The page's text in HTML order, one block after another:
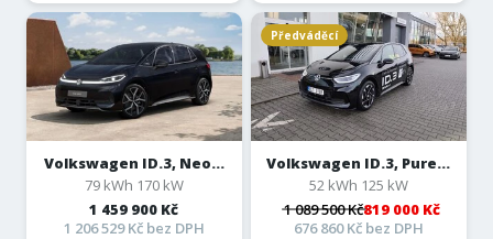
Volkswagen ID.3, Neo...
79 kWh 170 kW
1 459 900 Kč
1 206 529 Kč bez DPH
Předváděcí
Volkswagen ID.3, Pure...
52 kWh 125 kW
1 089 500 Kč819 000 Kč
676 860 Kč bez DPH